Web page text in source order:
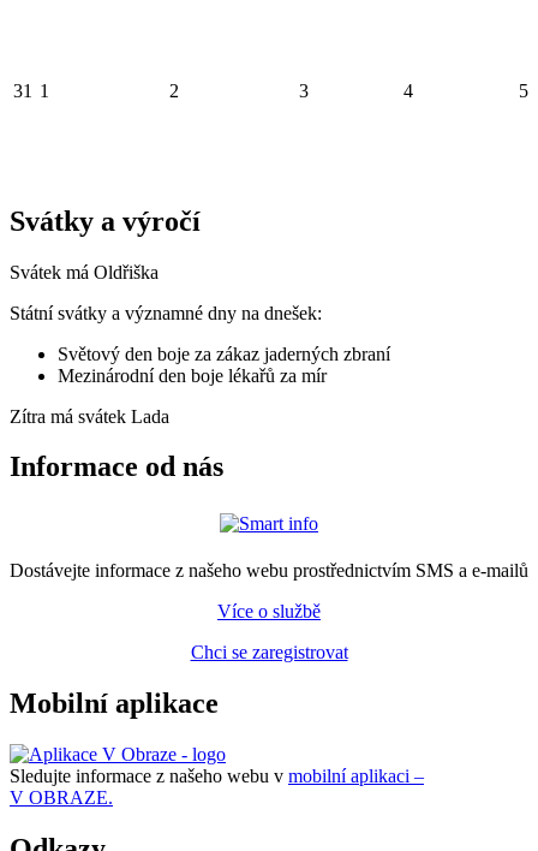
31 1 2 3 4 5
Svátky a výročí
Svátek má Oldřiška
Státní svátky a významné dny na dnešek:
Světový den boje za zákaz jaderných zbraní
Mezinárodní den boje lékařů za mír
Zítra má svátek Lada
Informace od nás
Dostávejte informace z našeho webu prostřednictvím SMS a e-mailů
Více o službě
Chci se zaregistrovat
Mobilní aplikace
Sledujte informace z našeho webu v mobilní aplikaci –
V OBRAZE.